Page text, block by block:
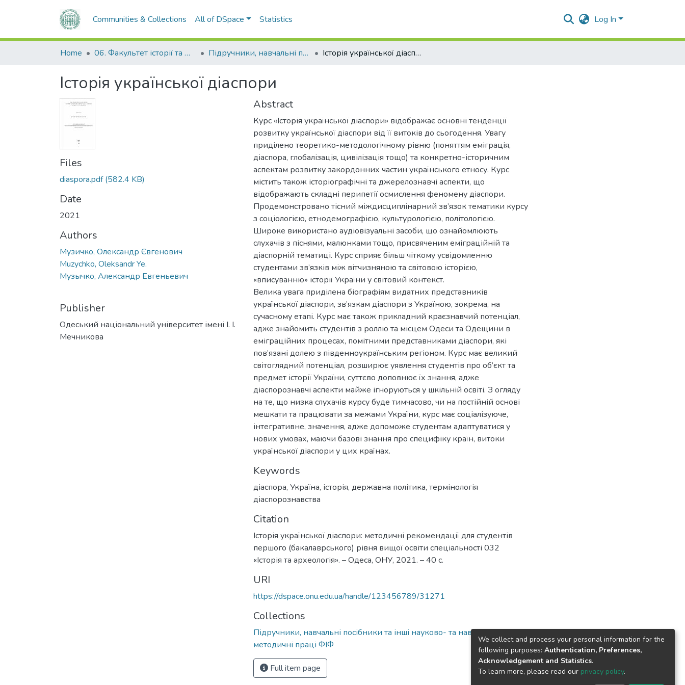
Communities & Collections All of DSpace Statistics Log In
Home 06. Факультет історії та філософії Підручники, навчальні посібники та інші науково- та навчально-методичні праці ФІФ Історія української діаспори
Історія української діаспори
Files
diaspora.pdf(582.4 KB)
Date
2021
Authors
Музичко, Олександр Євгенович
Muzychko, Oleksandr Ye.
Музычко, Александр Евгеньевич
Publisher
Одеський національний університет імені І. І.
Мечникова
Abstract
Курс «Історія української діаспори» відображає основні тенденції
розвитку української діаспори від її витоків до сьогодення. Увагу
приділено теоретико-методологічному рівню (поняттям еміграція,
діаспора, глобалізація, цивілізація тощо) та конкретно-історичним
аспектам розвитку закордонних частин українського етносу. Курс
містить також історіографічні та джерелознавчі аспекти, що
відображають складні перипетії осмислення феномену діаспори.
Продемонстровано тісний міждисциплінарний зв’язок тематики курсу
з соціологією, етнодемографією, культурологією, політологією.
Широке використано аудіовізуальні засоби, що ознайомлюють
слухачів з піснями, малюнками тощо, присвяченим еміграційній та
діаспорній тематиці. Курс сприяє більш чіткому усвідомленню
студентами зв’язків між вітчизняною та світовою історією,
«вписуванню» історії України у світовий контекст.
Велика увага приділена біографіям видатних представників
української діаспори, зв’язкам діаспори з Україною, зокрема, на
сучасному етапі. Курс має також прикладний краєзнавчий потенціал,
адже знайомить студентів з роллю та місцем Одеси та Одещини в
еміграційних процесах, помітними представниками діаспори, які
пов’язані долею з південноукраїнським регіоном. Курс має великий
світоглядний потенціал, розширює уявлення студентів про об’єкт та
предмет історії України, суттєво доповнює їх знання, адже
діаспорознавчі аспекти майже ігноруються у шкільній освіті. З огляду
на те, що низка слухачів курсу буде тимчасово, чи на постійній основі
мешкати та працювати за межами України, курс має соціалізуюче,
інтегративне, значення, адже допоможе студентам адаптуватися у
нових умовах, маючи базові знання про специфіку країн, витоки
української діаспори у цих країнах.
Keywords
діаспора, Україна, історія, державна політика, термінологія
діаспорознавства
Citation
Історія української діаспори: методичні рекомендації для студентів
першого (бакалаврського) рівня вищої освіти спеціальності 032
«Історія та археологія». – Одеса, ОНУ, 2021. – 40 с.
URI
https://dspace.onu.edu.ua/handle/123456789/31271
Collections
Підручники, навчальні посібники та інші науково- та навчально-
методичні праці ФІФ
Full item page
We collect and process your personal information for the
following purposes: Authentication, Preferences,
Acknowledgement and Statistics.
To learn more, please read our privacy policy.